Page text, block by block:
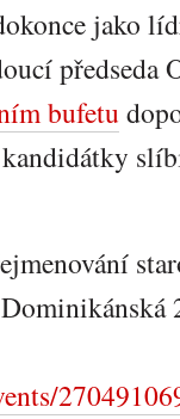
jako
předseda
bufetu